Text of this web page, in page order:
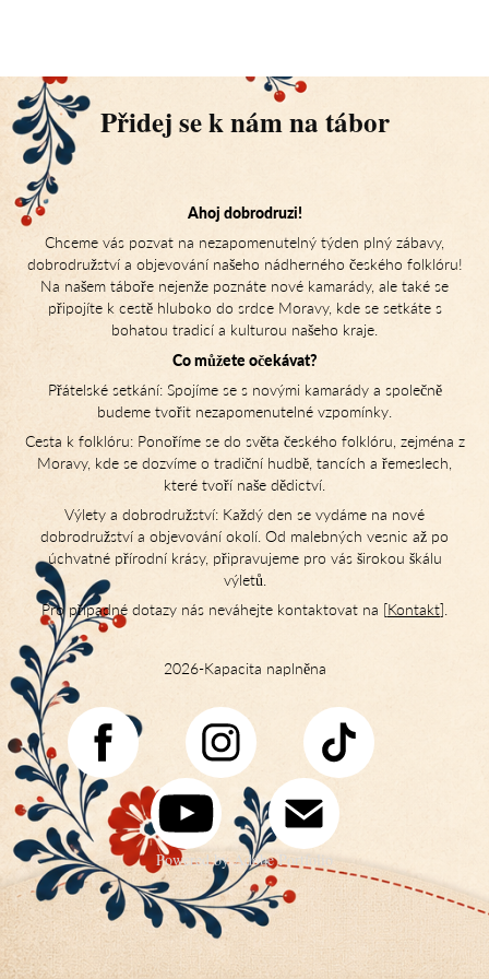
Přidej se k nám na tábor
Ahoj dobrodruzi!
Chceme vás pozvat na nezapomenutelný týden plný zábavy,
dobrodružství a objevování našeho nádherného českého folklóru!
Na našem táboře nejenže poznáte nové kamarády, ale také se
připojíte k cestě hluboko do srdce Moravy, kde se setkáte s
bohatou tradicí a kulturou našeho kraje.
Co můžete očekávat?
Přátelské setkání: Spojíme se s novými kamarády a společně
budeme tvořit nezapomenutelné vzpomínky.
Cesta k folklóru: Ponoříme se do světa českého folklóru, zejména z
Moravy, kde se dozvíme o tradiční hudbě, tancích a řemeslech,
které tvoří naše dědictví.
Výlety a dobrodružství: Každý den se vydáme na nové
dobrodružství a objevování okolí. Od malebných vesnic až po
úchvatné přírodní krásy, připravujeme pro vás širokou škálu
výletů.
Pro případné dotazy nás neváhejte kontaktovat na [Kontakt].
2026-Kapacita naplněna
Powered by Adobe Portfolio